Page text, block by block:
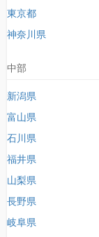
東京都
神奈川県
中部
新潟県
富山県
石川県
福井県
山梨県
長野県
岐阜県